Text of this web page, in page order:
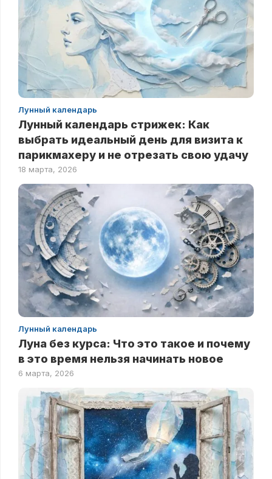
Лунный календарь
Лунный календарь стрижек: Как
выбрать идеальный день для визита к
парикмахеру и не отрезать свою удачу
18 марта, 2026
Лунный календарь
Луна без курса: Что это такое и почему
в это время нельзя начинать новое
6 марта, 2026